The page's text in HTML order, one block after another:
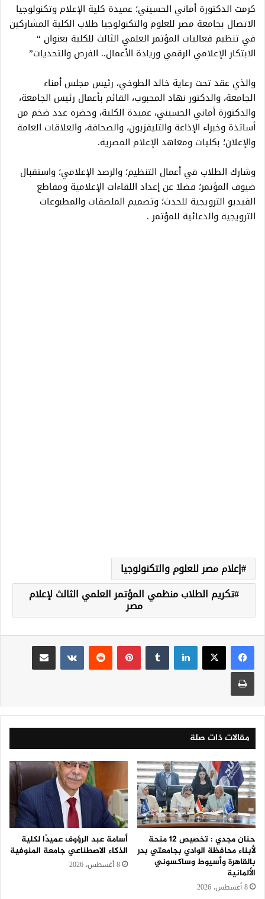
كرمت الدكتورة أماني الحسيني؛ عميدة كلية الإعلام وتكنولوجيا
الاتصال بجامعة مصر للعلوم والتكنولوجيا طلاب الكلية المشاركين
في تنظيم فعاليات المؤتمر العلمي الثالث للكلية بعنوان “
الابتكار الإعلامي الرقمي وريادة الأعمال.. الفرص والتحديات”
والذي عقد تحت رعاية خالد الطوخي، رئيس مجلس أمناء
الجامعة، والدكتور نهاد المحبوب، القائم بأعمال رئيس الجامعة،
والدكتورة أماني الحسيني، عميدة الكلية، وحضره عدد ضخم من
أساتذة وخبراء الإذاعة والتليفزيون، والصحافة، والعلاقات العامة
والإعلان؛ بكليات ومعاهد الإعلام المصرية.
وشارك الطلاب في أعمال التنظيم؛ والرصد الإعلامي؛ واستقبال
ضيوف المؤتمر؛ فضلا عن إعداد اللقاءات الإعلامية ومقاطع
الفيديو الترويجية للحدث؛ وتصميم الملصقات والمطبوعات
الترويجية والدعائية للمؤتمر .
إعلام مصر للعلوم والتكنولوجيا
تكريم الطلاب منظمي المؤتمر العلمي الثالث لإعلام
مصر
لينكدإن بينتيريست
مقالات ذات صلة
حنان مجدي : تخصيص 12 منحة
لأبناء محافظة الوادي بجامعتي بدر
بالقاهرة وأسيوط وساكسوني
الألمانية
8 أغسطس، 2026
أسامة عبد الرؤوف عميدًا لكلية
الذكاء الاصطناعي جامعة المنوفية
8 أغسطس، 2026